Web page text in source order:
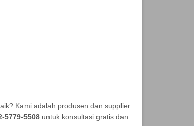
Kami adalah produsen dan supplier
5779-5508untuk konsultasi gratis dan